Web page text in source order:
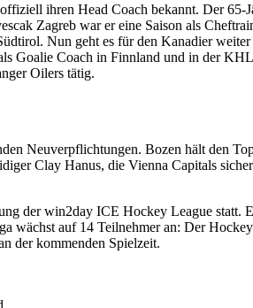
ihren Head Coach bekannt. Der
Zagreb war er eine Saison als
Nun geht es für den Kanadier
Goalie Coach in Finnland und in der
Oilers tätig.
Neuverpflichtungen. Bozen hält den
Clay Hanus, die Vienna Capitals
der win2day ICE Hockey League statt.
wächst auf 14 Teilnehmer an: Der
der kommenden Spielzeit.